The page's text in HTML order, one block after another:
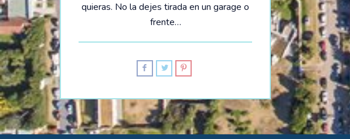
quieras. No la dejes tirada en un garage o
frente…